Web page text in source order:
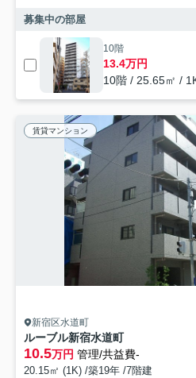
募集中の部屋
10階
13.4万円
10階 / 25.65㎡ /
賃貸マンション
新宿区水道町
ルーブル新宿水道町
10.5万円 管理/共益費-
20.15㎡ (1K) /築19年 /7階建